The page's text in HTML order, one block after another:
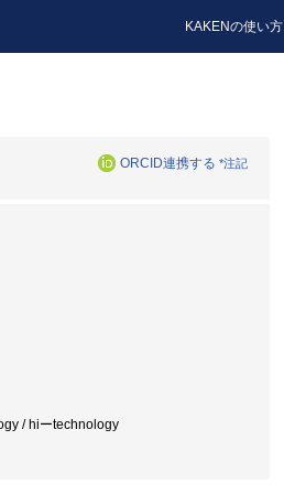
KAKENの使い方
ORCID連携する *注記
/ hiーtechnology